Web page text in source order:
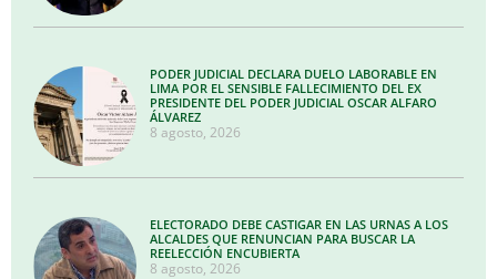
PODER JUDICIAL DECLARA DUELO LABORABLE EN
LIMA POR EL SENSIBLE FALLECIMIENTO DEL EX
PRESIDENTE DEL PODER JUDICIAL OSCAR ALFARO
ÁLVAREZ
8 agosto, 2026
ELECTORADO DEBE CASTIGAR EN LAS URNAS A LOS
ALCALDES QUE RENUNCIAN PARA BUSCAR LA
REELECCIÓN ENCUBIERTA
8 agosto, 2026